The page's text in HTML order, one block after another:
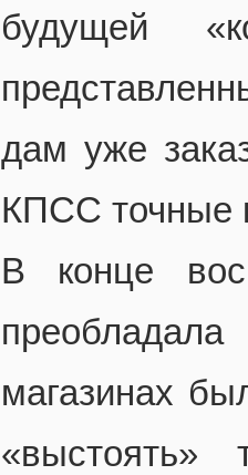
будущей
дам уже
КПСС точные
В конце
магазинах